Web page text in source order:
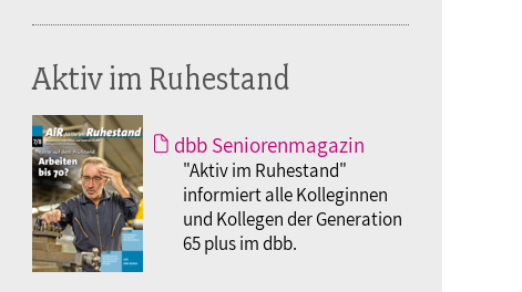
Aktiv im Ruhestand
dbb Seniorenmagazin
"Aktiv im Ruhestand"
informiert alle Kolleginnen
und Kollegen der Generation
65 plus im dbb.